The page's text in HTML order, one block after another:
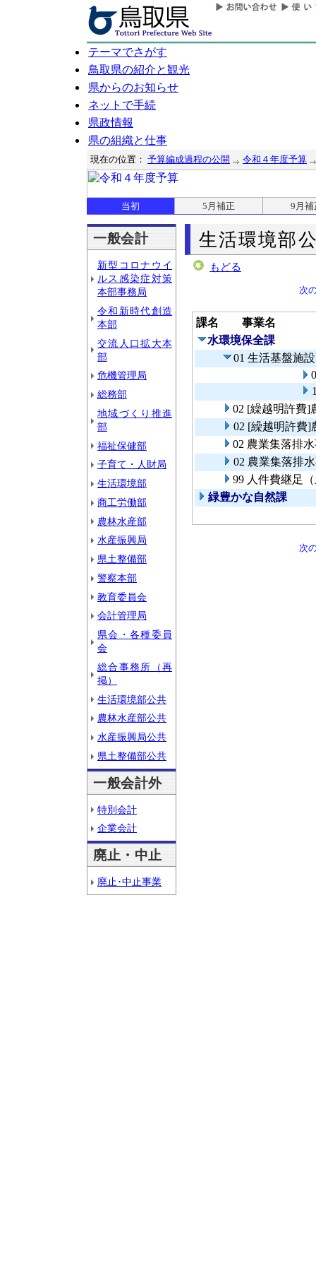
テーマでさがす
鳥取県の紹介と観光
県からのお知らせ
ネットで手続
県政情報
県の組織と仕事
現在の位置： 予算編成過程の公開 令和４年度予算
当初 5月補正 9月補
一般会計
新型コロナウイ
ルス感染症対策
本部事務局
令和新時代創造
本部
交流人口拡大本
部
危機管理局
総務部
地域づくり推進
部
福祉保健部
子育て・人財局
生活環境部
商工労働部
農林水産部
水産振興局
県土整備部
警察本部
教育委員会
会計管理局
県会・各種委員
会
総合事務所（再
掲）
生活環境部公共
農林水産部公共
水産振興局公共
県土整備部公共
一般会計外
特別会計
企業会計
廃止・中止
廃止･中止事業
生活環境部
もどる
次
課名
事業名
水環境保全課
01 生活基盤施
0
02 [繰越明許費]
02 [繰越明許費]
02 農業集落排
02 農業集落排
99 人件費継足
緑豊かな自然課
次